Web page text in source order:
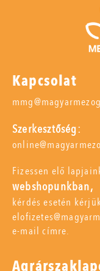
Kapcsolat
Szerkesztőség:
Fizessen elő
webshopunkban,
kérdés esetén
e-mail címre.